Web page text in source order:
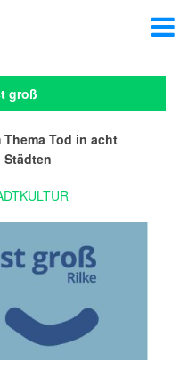
groß
Tod in acht